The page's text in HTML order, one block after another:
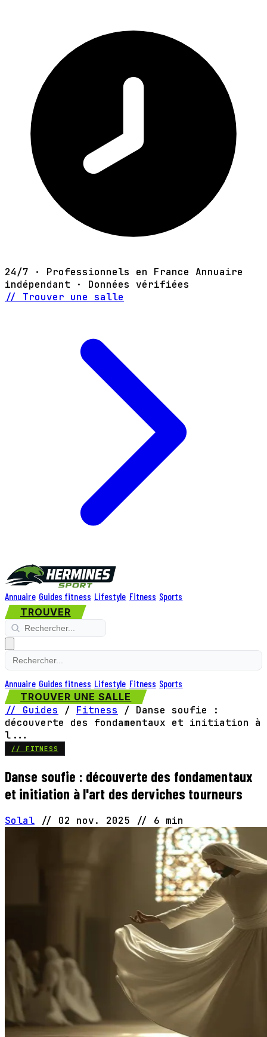
24/7 · Professionnels en France Annuaire
indépendant · Données vérifiées
// Trouver une salle
Annuaire Guides fitness Lifestyle Fitness Sports
TROUVER
Annuaire Guides fitness Lifestyle Fitness Sports
TROUVER UNE SALLE
// Guides / Fitness / Danse soufie :
découverte des fondamentaux et initiation à
l...
// FITNESS
Danse soufie : découverte des fondamentaux
et initiation à l'art des derviches tourneurs
Solal // 02 nov. 2025 // 6 min